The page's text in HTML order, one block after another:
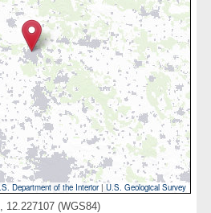
Department of the Interior|U.S. Geological Survey
12.227107 (WGS84)